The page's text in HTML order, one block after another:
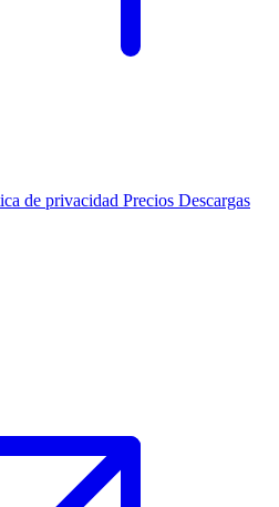
de privacidad Precios Descargas